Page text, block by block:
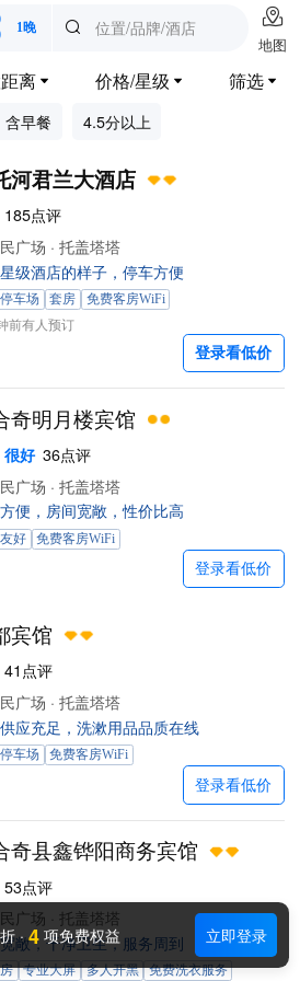
1晚  位置/品牌/酒店 
地图
离  价格/星级  筛选 
含早餐 4.5分以上
河君兰大酒店
185点评
广场 · 托盖塔塔
级酒店的样子，停车方便
车场 套房
免费客房WiFi
前有人预订
登录看低价
奇明月楼宾馆
很好 36点评
广场 · 托盖塔塔
便，房间宽敞，性价比高
好 免费客房WiFi
登录看低价
宾馆
41点评
广场 · 托盖塔塔
应充足，洗漱用品品质在线
车场 免费客房WiFi
登录看低价
奇县鑫铧阳商务宾馆
53点评
广场 · 托盖塔塔
敞，干净卫生，服务周到
专业大屏 多人开黑 免费洗衣服务
折 · 4 项免费权益 立即登录